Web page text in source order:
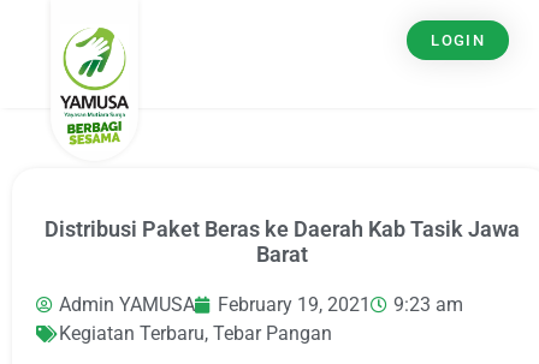
LOGIN
Distribusi Paket Beras ke Daerah Kab Tasik Jawa
Barat
Admin YAMUSA February 19, 2021
9:23 am
Kegiatan Terbaru, Tebar Pangan